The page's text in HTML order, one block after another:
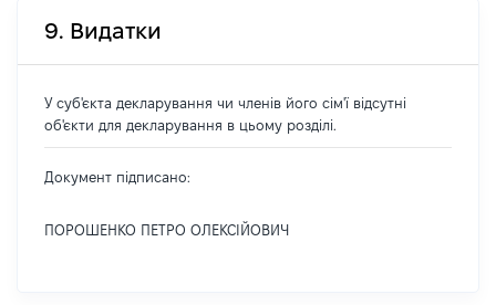
9. Видатки
У суб'єкта декларування чи членів його сім'ї відсутні
об'єкти для декларування в цьому розділі.
Документ підписано:
ПОРОШЕНКО ПЕТРО ОЛЕКСІЙОВИЧ